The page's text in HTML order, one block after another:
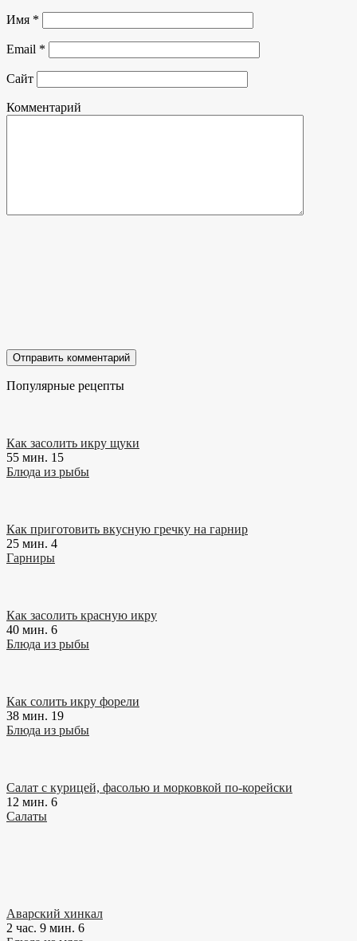
Имя *
Email *
Сайт
Комментарий
Популярные рецепты
Как засолить икру щуки
55 мин. 15
Блюда из рыбы
Как приготовить вкусную гречку на гарнир
25 мин. 4
Гарниры
Как засолить красную икру
40 мин. 6
Блюда из рыбы
Как солить икру форели
38 мин. 19
Блюда из рыбы
Салат с курицей, фасолью и морковкой по-корейски
12 мин. 6
Салаты
Аварский хинкал
2 час. 9 мин. 6